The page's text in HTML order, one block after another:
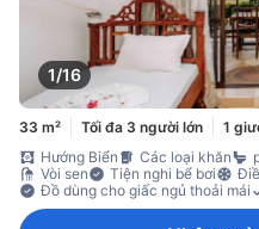
1/16
33 m² Tối đa 3 người lớn
1
Hướng Biển
Các loại khăn
Vòi sen
Tiện nghi bể bơi
Đồ dùng cho giấc ngủ thoải mái